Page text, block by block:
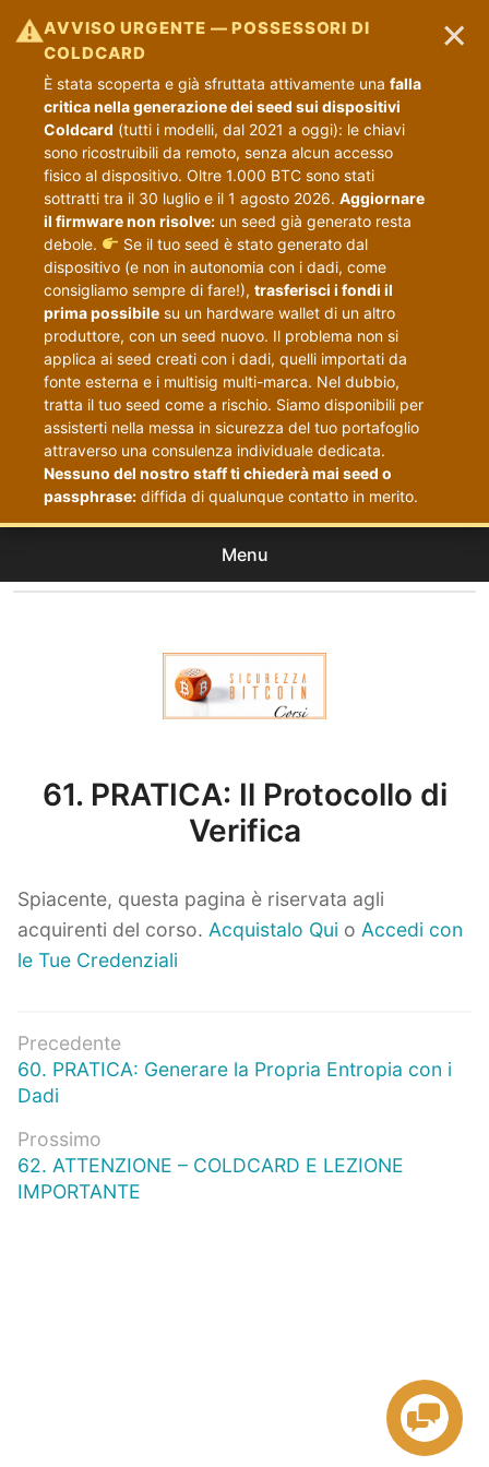
⚠AVVISO URGENTE — POSSESSORI DI
COLDCARD
È stata scoperta e già sfruttata attivamente una falla
critica nella generazione dei seed sui dispositivi
Coldcard (tutti i modelli, dal 2021 a oggi): le chiavi
sono ricostruibili da remoto, senza alcun accesso
fisico al dispositivo. Oltre 1.000 BTC sono stati
sottratti tra il 30 luglio e il 1 agosto 2026. Aggiornare
il firmware non risolve: un seed già generato resta
debole.
Se il tuo seed è stato generato dal
dispositivo (e non in autonomia con i dadi, come
consigliamo sempre di fare!), trasferisci i fondi il
prima possibile su un hardware wallet di un altro
produttore, con un seed nuovo. Il problema non si
applica ai seed creati con i dadi, quelli importati da
fonte esterna e i multisig multi-marca. Nel dubbio,
tratta il tuo seed come a rischio. Siamo disponibili per
assisterti nella messa in sicurezza del tuo portafoglio
attraverso una consulenza individuale dedicata.
Nessuno del nostro staff ti chiederà mai seed o
passphrase: diffida di qualunque contatto in merito.
×
Menu
61. PRATICA: Il Protocollo di
Verifica
Spiacente, questa pagina è riservata agli
acquirenti del corso. Acquistalo Qui o Accedi con
le Tue Credenziali
Navigazione
articoli
Precedente
Articolo
precedente:
60. PRATICA: Generare la Propria Entropia con i
Dadi
Prossimo
Prossimo
articolo:
62. ATTENZIONE – COLDCARD E LEZIONE
IMPORTANTE